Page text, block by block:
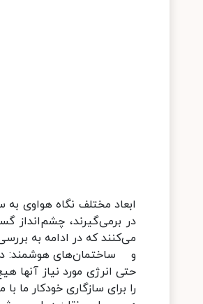
در برمی‌گیرند، چشم‌انداز
می‌کنند که در ادامه به
را برای سازگاری خودکار ما